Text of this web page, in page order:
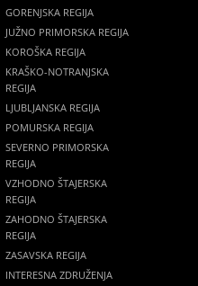
GORENJSKA REGIJA
JUŽNO PRIMORSKA REGIJA
KOROŠKA REGIJA
KRAŠKO-NOTRANJSKA
REGIJA
LJUBLJANSKA REGIJA
POMURSKA REGIJA
SEVERNO PRIMORSKA
REGIJA
VZHODNO ŠTAJERSKA
REGIJA
ZAHODNO ŠTAJERSKA
REGIJA
ZASAVSKA REGIJA
INTERESNA ZDRUŽENJA